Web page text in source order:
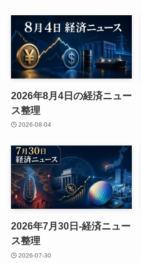
2026年8月4日の経済ニュー
ス整理
2026-08-04
2026年7月30日-経済ニュー
ス整理
2026-07-30